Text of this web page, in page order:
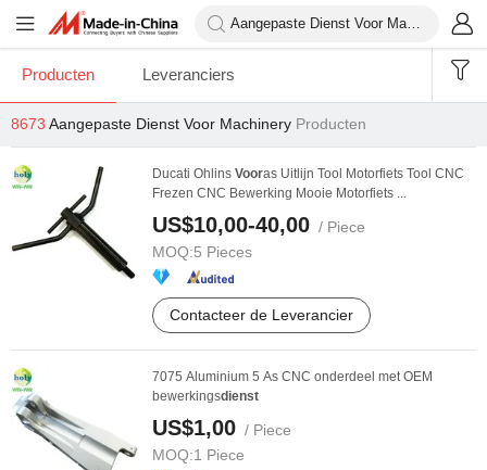
Producten Leveranciers
8673 Aangepaste Dienst Voor Machinery Producten
Ducati Ohlins Vooras Uitlijn Tool Motorfiets Tool CNC
Frezen CNC Bewerking Mooie Motorfiets ...
US$10,00-40,00 / Piece
MOQ:5 Pieces
Contacteer de Leverancier
7075 Aluminium 5 As CNC onderdeel met OEM
bewerkingsdienst
US$1,00 / Piece
MOQ:1 Piece